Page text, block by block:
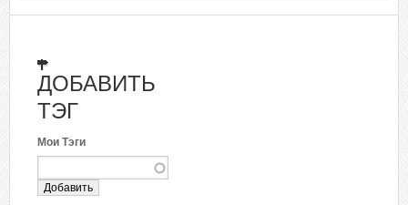
ДОБАВИТЬ
ТЭГ
Мои Тэги